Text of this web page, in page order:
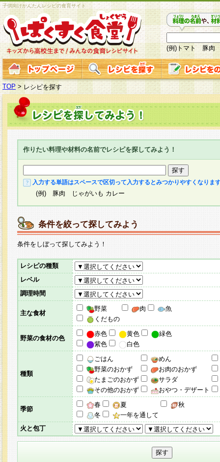
子供向けかんたんレシピの食育サイト
(例)トマト 豚肉
TOP > レシピを探す
作りたい料理や材料の名前でレシピを探してみよう！
入力する単語はスペースで区切って入力するとみつかりやすくなりま
(例) 豚肉 じゃがいも カレー
条件を絞って探してみよう
条件をしぼって探してみよう！
レシピの種類
レベル
調理時間
主な食材
野菜 肉
魚
くだもの
野菜の食材の色
赤色 黄色
緑色
紫色
白色
種類
ごはん
めん
野菜のおかず
お肉のおかず
たまごのおかず
サラダ
その他のおかず
おやつ・デザート
季節
春 夏
秋
冬
一年を通して
火と包丁